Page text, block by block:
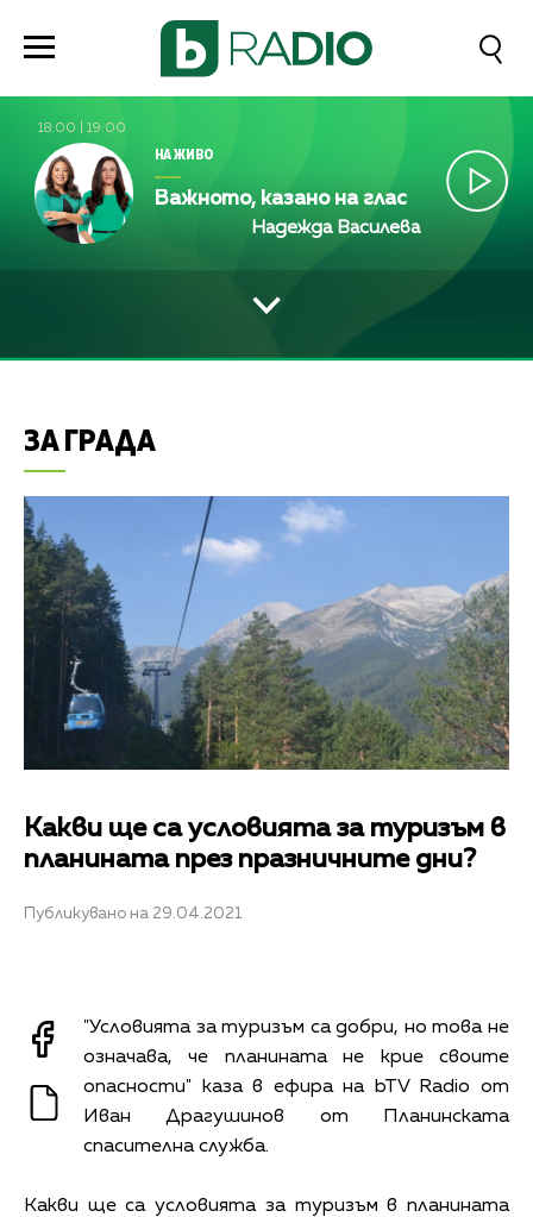
18:00 19:00
НА ЖИВО
Важното, казано на глас
Надежда Василева и Лили
ЗА ГРАДА
Какви ще са условията за туризъм в
планината през празничните дни?
Публикувано на 29.04.2021
"Условията за туризъм са добри, но това не
означава, че планината не крие своите
опасности" каза в ефира на bTV Radio от
Иван Драгушинов от Планинската
спасителна служба.
Какви ще са условията за туризъм в планината